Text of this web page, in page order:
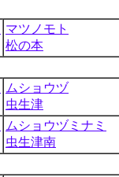
マツノモト
松の本
ムショウヅ
虫生津
ムショウヅミナミ
虫生津南